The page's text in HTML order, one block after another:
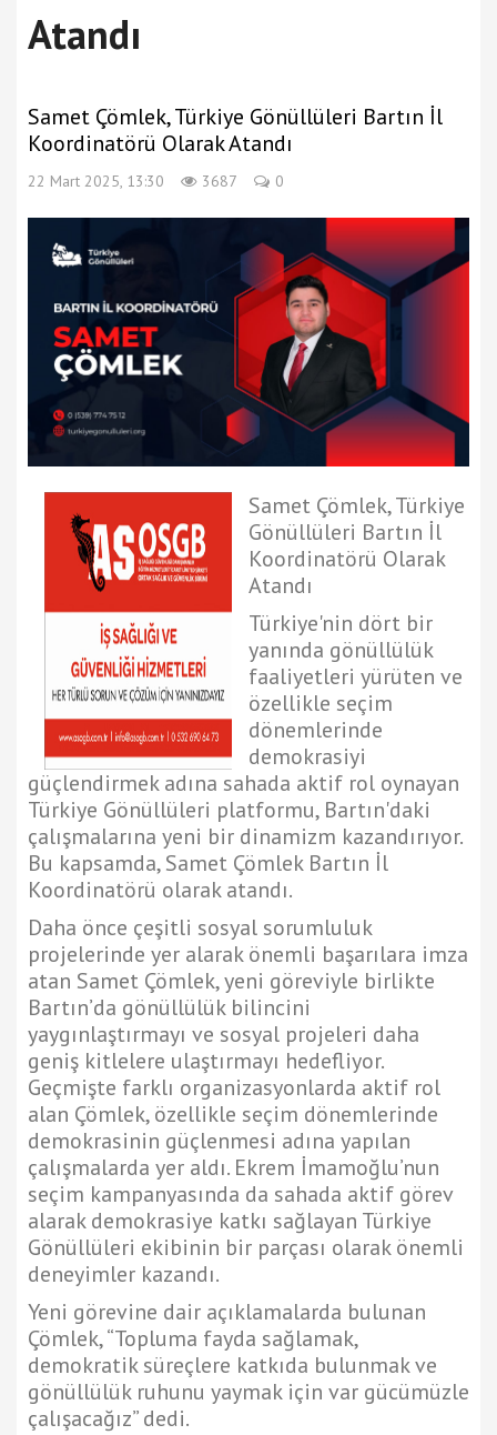
Atandı
Samet Çömlek, Türkiye Gönüllüleri Bartın İl
Koordinatörü Olarak Atandı
22 Mart 2025, 13:30 3687 0
Samet Çömlek, Türkiye
Gönüllüleri Bartın İl
Koordinatörü Olarak
Atandı
Türkiye'nin dört bir
yanında gönüllülük
faaliyetleri yürüten ve
özellikle seçim
dönemlerinde
demokrasiyi
güçlendirmek adına sahada aktif rol oynayan
Türkiye Gönüllüleri platformu, Bartın'daki
çalışmalarına yeni bir dinamizm kazandırıyor.
Bu kapsamda, Samet Çömlek Bartın İl
Koordinatörü olarak atandı.
Daha önce çeşitli sosyal sorumluluk
projelerinde yer alarak önemli başarılara imza
atan Samet Çömlek, yeni göreviyle birlikte
Bartın’da gönüllülük bilincini
yaygınlaştırmayı ve sosyal projeleri daha
geniş kitlelere ulaştırmayı hedefliyor.
Geçmişte farklı organizasyonlarda aktif rol
alan Çömlek, özellikle seçim dönemlerinde
demokrasinin güçlenmesi adına yapılan
çalışmalarda yer aldı. Ekrem İmamoğlu’nun
seçim kampanyasında da sahada aktif görev
alarak demokrasiye katkı sağlayan Türkiye
Gönüllüleri ekibinin bir parçası olarak önemli
deneyimler kazandı.
Yeni görevine dair açıklamalarda bulunan
Çömlek, “Topluma fayda sağlamak,
demokratik süreçlere katkıda bulunmak ve
gönüllülük ruhunu yaymak için var gücümüzle
çalışacağız” dedi.